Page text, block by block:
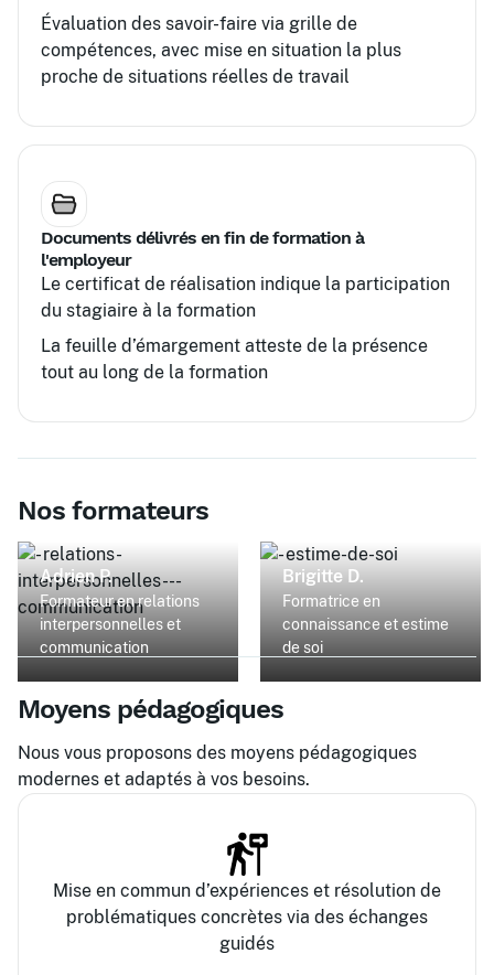
Évaluation des savoir-faire via grille de
compétences, avec mise en situation la plus
proche de situations réelles de travail
Documents délivrés en fin de formation à
l'employeur
Le certificat de réalisation indique la participation
du stagiaire à la formation
La feuille d’émargement atteste de la présence
tout au long de la formation
Nos formateurs
Adrien P.
Formateur en relations
interpersonnelles et
communication
Brigitte D.
Formatrice en
connaissance et estime
de soi
Moyens pédagogiques
Nous vous proposons des moyens pédagogiques
modernes et adaptés à vos besoins.
Mise en commun d’expériences et résolution de
problématiques concrètes via des échanges
guidés